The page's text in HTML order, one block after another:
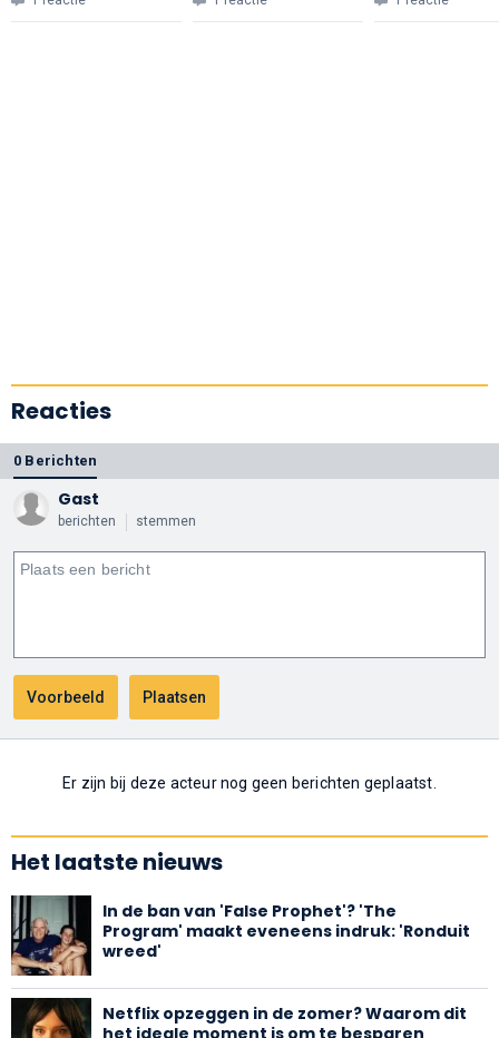
Reacties
0 Berichten
Gast
berichten stemmen
Er zijn bij deze acteur nog geen berichten geplaatst.
Het laatste nieuws
In de ban van 'False Prophet'? 'The
Program' maakt eveneens indruk: 'Ronduit
wreed'
Netflix opzeggen in de zomer? Waarom dit
het ideale moment is om te besparen